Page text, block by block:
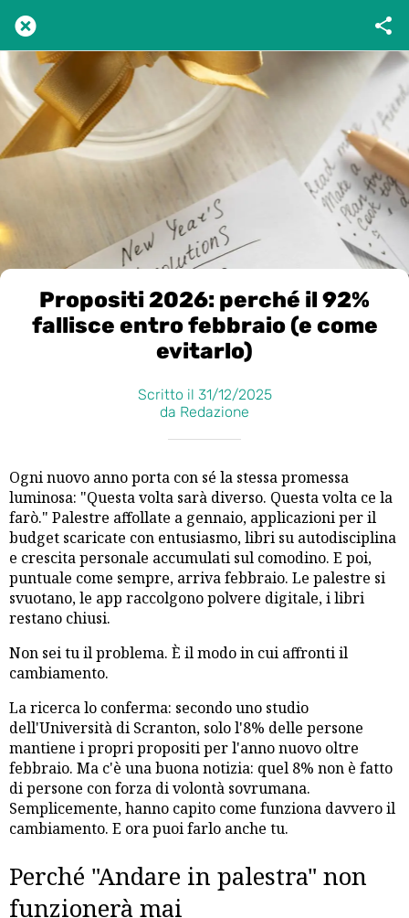
Propositi 2026: perché il 92%
fallisce entro febbraio (e come
evitarlo)
Scritto il 31/12/2025
da Redazione
Ogni nuovo anno porta con sé la stessa promessa
luminosa: "Questa volta sarà diverso. Questa volta ce la
farò." Palestre affollate a gennaio, applicazioni per il
budget scaricate con entusiasmo, libri su autodisciplina
e crescita personale accumulati sul comodino. E poi,
puntuale come sempre, arriva febbraio. Le palestre si
svuotano, le app raccolgono polvere digitale, i libri
restano chiusi.
Non sei tu il problema. È il modo in cui affronti il
cambiamento.
La ricerca lo conferma: secondo uno studio
dell'Università di Scranton, solo l'8% delle persone
mantiene i propri propositi per l'anno nuovo oltre
febbraio. Ma c'è una buona notizia: quel 8% non è fatto
di persone con forza di volontà sovrumana.
Semplicemente, hanno capito come funziona davvero il
cambiamento. E ora puoi farlo anche tu.
Perché "Andare in palestra" non
funzionerà mai